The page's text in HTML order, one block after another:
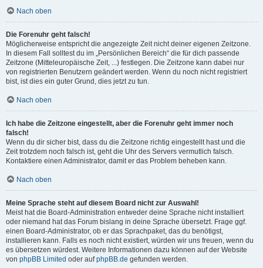
Nach oben
Die Forenuhr geht falsch!
Möglicherweise entspricht die angezeigte Zeit nicht deiner eigenen Zeitzone.
In diesem Fall solltest du im „Persönlichen Bereich“ die für dich passende
Zeitzone (Mitteleuropäische Zeit, ...) festlegen. Die Zeitzone kann dabei nur
von registrierten Benutzern geändert werden. Wenn du noch nicht registriert
bist, ist dies ein guter Grund, dies jetzt zu tun.
Nach oben
Ich habe die Zeitzone eingestellt, aber die Forenuhr geht immer noch
falsch!
Wenn du dir sicher bist, dass du die Zeitzone richtig eingestellt hast und die
Zeit trotzdem noch falsch ist, geht die Uhr des Servers vermutlich falsch.
Kontaktiere einen Administrator, damit er das Problem beheben kann.
Nach oben
Meine Sprache steht auf diesem Board nicht zur Auswahl!
Meist hat die Board-Administration entweder deine Sprache nicht installiert
oder niemand hat das Forum bislang in deine Sprache übersetzt. Frage ggf.
einen Board-Administrator, ob er das Sprachpaket, das du benötigst,
installieren kann. Falls es noch nicht existiert, würden wir uns freuen, wenn du
es übersetzen würdest. Weitere Informationen dazu können auf der Website
von phpBB Limited oder aufphpBB.de gefunden werden.